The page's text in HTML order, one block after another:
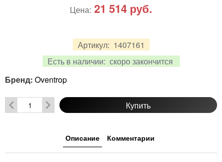
Артикул: 1407161
Есть в наличии: скоро закончится
Цена: 21 514 руб.
Бренд: Oventrop
Купить
Описание Комментарии